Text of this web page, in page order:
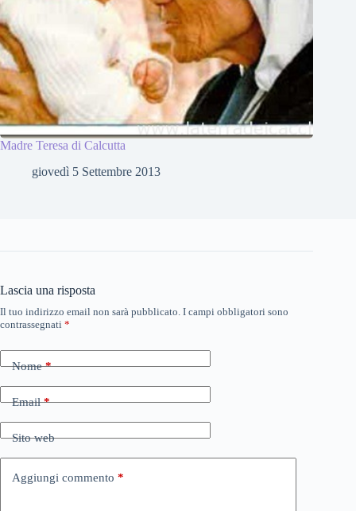
Madre Teresa di Calcutta
giovedì 5 Settembre 2013
Lascia una risposta
Il tuo indirizzo email non sarà pubblicato. I campi obbligatori sono
contrassegnati *
Nome*
Email*
Sito web
Aggiungi commento *